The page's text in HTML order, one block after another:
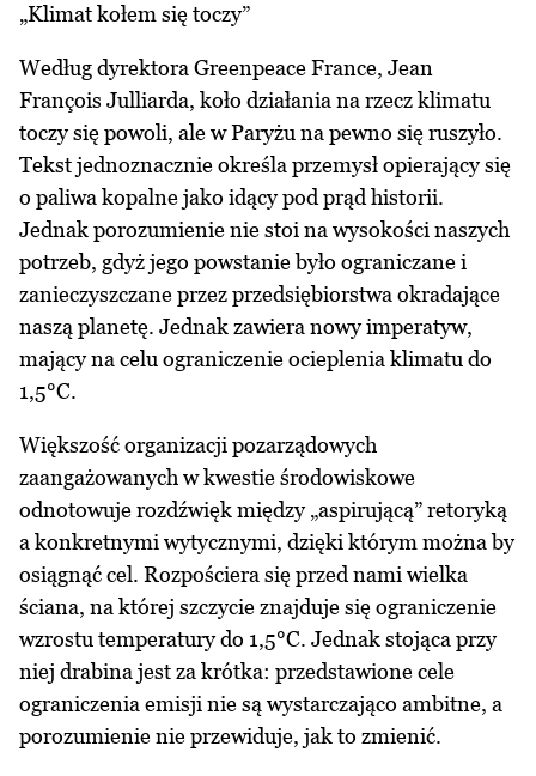
„Klimat kołem się toczy”
Według dyrektora Greenpeace France, Jean
François Julliarda, koło działania na rzecz klimatu
toczy się powoli, ale w Paryżu na pewno się ruszyło.
Tekst jednoznacznie określa przemysł opierający się
o paliwa kopalne jako idący pod prąd historii.
Jednak porozumienie nie stoi na wysokości naszych
potrzeb, gdyż jego powstanie było ograniczane i
zanieczyszczane przez przedsiębiorstwa okradające
naszą planetę. Jednak zawiera nowy imperatyw,
mający na celu ograniczenie ocieplenia klimatu do
1,5°C.
Większość organizacji pozarządowych
zaangażowanych w kwestie środowiskowe
odnotowuje rozdźwięk między „aspirującą” retoryką
a konkretnymi wytycznymi, dzięki którym można by
osiągnąć cel. Rozpościera się przed nami wielka
ściana, na której szczycie znajduje się ograniczenie
wzrostu temperatury do 1,5°C. Jednak stojąca przy
niej drabina jest za krótka: przedstawione cele
ograniczenia emisji nie są wystarczająco ambitne, a
porozumienie nie przewiduje, jak to zmienić.